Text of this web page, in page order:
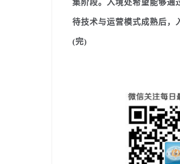
集阶段。入境处希望能够通
待技术与运营模式成熟后，
(完)